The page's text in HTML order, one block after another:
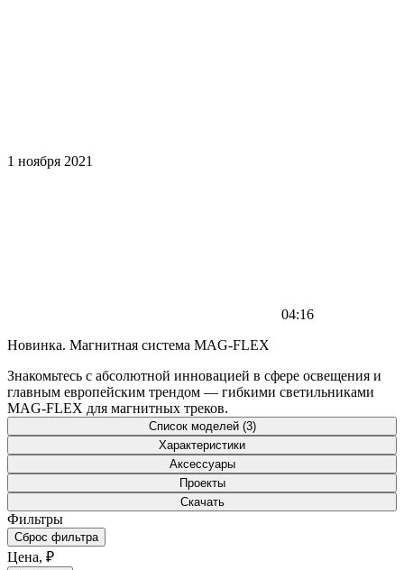
1 ноября 2021
04:16
Новинка. Магнитная система MAG-FLEX
Знакомьтесь с абсолютной инновацией в сфере освещения и
главным европейским трендом — гибкими светильниками
MAG-FLEX для магнитных треков.
Список моделей (3)
Характеристики
Аксессуары
Проекты
Скачать
Фильтры
Сброс фильтра
Цена, ₽